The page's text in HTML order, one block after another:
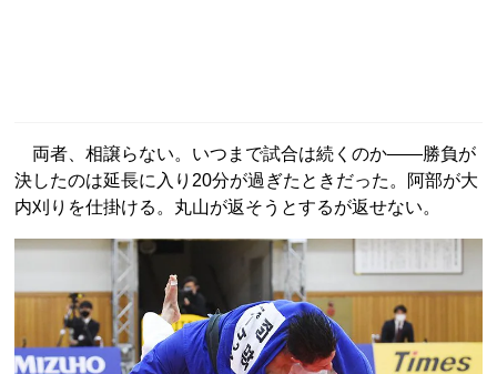
両者、相譲らない。いつまで試合は続くのか――勝負が
決したのは延長に入り20分が過ぎたときだった。阿部が大
内刈りを仕掛ける。丸山が返そうとするが返せない。